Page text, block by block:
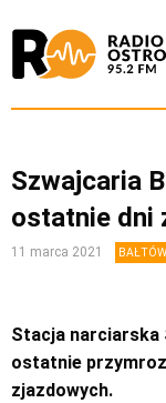
Szwajcaria
ostatnie dni
11 marca 2021 BAŁTÓW
Stacja narciarska
ostatnie
zjazdowych.